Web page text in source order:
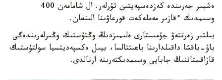
ەشبىر جەرىندە كەزدەسپەيتىن تۇرلەر. ال شامامەن 400
وسىمدىك ءقازىر مەملەكەت قورعاۋىنا الىنعان.
بىلتىر زەرتتەۋ جۇمىستارى ەلىمىزدىڭ وڭتۇستىك وڭىرلەرىندەگى
باۋ-باقشا داقىلدارىنا باعىتتالسا، بيىل ەكسپەديتسيا سولتۇستىك
قازاقستاننىڭ جابايى وسىمدىكتەرىنە ارنالدى.